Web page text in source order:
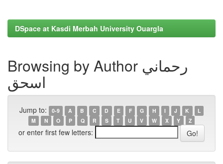
DSpace at Kasdi Merbah University Ouargla
Browsing by Author رحماني
اسحق
Jump to: 0-9 A B C D E F G H I J K
L
M
N O P Q R S T U V W X Y Z
or enter first few letters: